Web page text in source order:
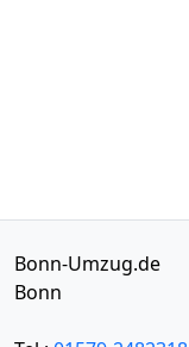
Bonn-Umzug.de
Bonn